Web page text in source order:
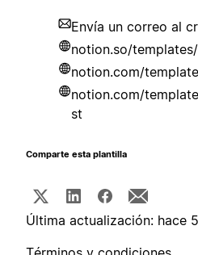
Envía un correo al
notion.so/
notion.com/
notion.com/
st
Comparte esta plantilla
Última actualización: hace